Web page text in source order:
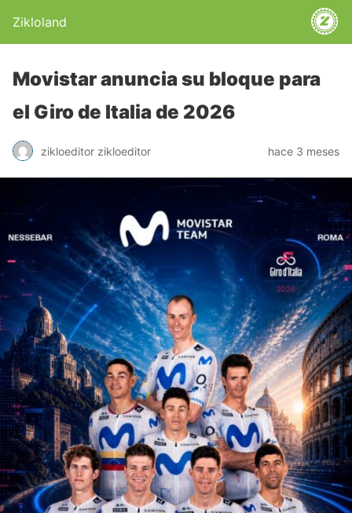
Zikloland
Movistar anuncia su bloque para
el Giro de Italia de 2026
zikloeditor zikloeditor hace 3 meses